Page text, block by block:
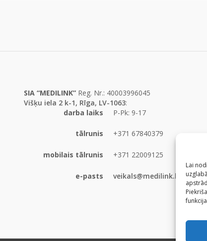
Lai
SIA “MEDILINK” Reg. Nr.: 40003996045
Višķu iela 2 k-1, Rīga, LV-1063:
darba laiks
P-Pk: 9-17
tālrunis +371 67840379
mobilais tālrunis +371 22009125
e-pasts veikals@medilink.lv